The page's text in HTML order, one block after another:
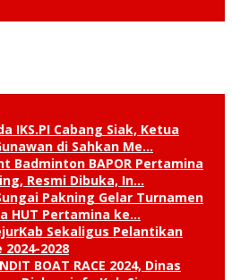
IKS.PI Cabang Siak, Ketua
di Sahkan Me…
Badminton BAPOR Pertamina
Resmi Dibuka, In…
Pakning Gelar Turnamen
HUT Pertamina ke…
Sekaligus Pelantikan
2028
BOAT RACE 2024, Dinas